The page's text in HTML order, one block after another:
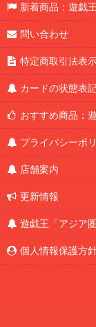
新着商品：遊戯王
問い合わせ
特定商取引法表
カードの状態表
おすすめ商品：
プライバシーポ
店舗案内
更新情報
遊戯王「アジア
個人情報保護方